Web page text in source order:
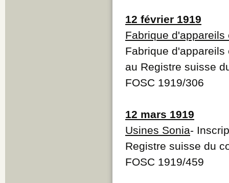
12 février 1919
Fabrique
Fabrique
au Registre suisse
FOSC 1919/306
12 mars 1919
Usines Sonia-
Registre suisse du
FOSC 1919/459